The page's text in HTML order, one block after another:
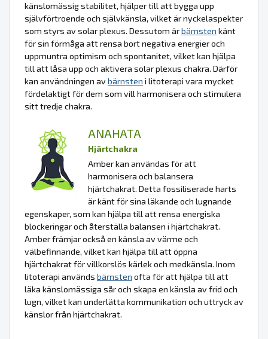
känslomässig stabilitet, hjälper till att bygga upp
självförtroende och självkänsla, vilket är nyckelaspekter
som styrs av solar plexus. Dessutom ärbärnsten känt
för sin förmåga att rensa bort negativa energier och
uppmuntra optimism och spontanitet, vilket kan hjälpa
till att låsa upp och aktivera solar plexus chakra. Därför
kan användningen avbärnsten i litoterapi vara mycket
fördelaktigt för dem som vill harmonisera och stimulera
sitt tredje chakra.
ANAHATA
Hjärtchakra
Amber kan användas för att
harmonisera och balansera
hjärtchakrat. Detta fossiliserade harts
är känt för sina läkande och lugnande
egenskaper, som kan hjälpa till att rensa energiska
blockeringar och återställa balansen i hjärtchakrat.
Amber främjar också en känsla av värme och
välbefinnande, vilket kan hjälpa till att öppna
hjärtchakrat för villkorslös kärlek och medkänsla. Inom
litoterapi används bärnsten ofta för att hjälpa till att
läka känslomässiga sår och skapa en känsla av frid och
lugn, vilket kan underlätta kommunikation och uttryck av
känslor från hjärtchakrat.